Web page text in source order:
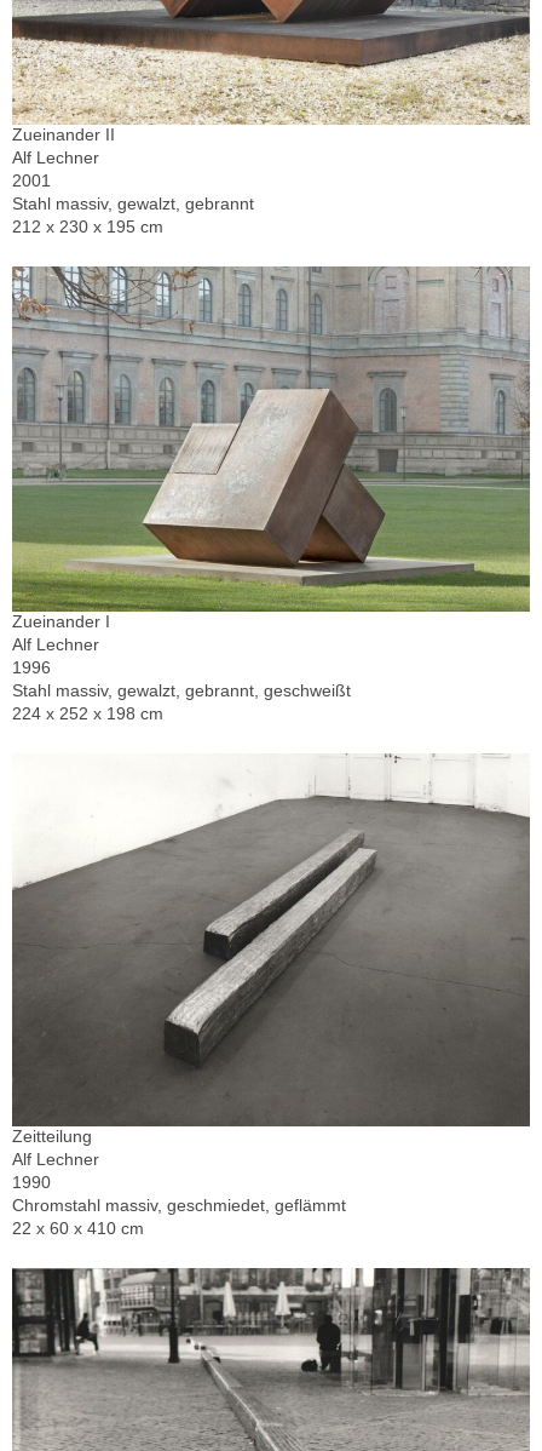
Zueinander II
Alf Lechner
2001
Stahl massiv, gewalzt, gebrannt
212 x 230 x 195 cm
Zueinander I
Alf Lechner
1996
Stahl massiv, gewalzt, gebrannt, geschweißt
224 x 252 x 198 cm
Zeitteilung
Alf Lechner
1990
Chromstahl massiv, geschmiedet, geflämmt
22 x 60 x 410 cm